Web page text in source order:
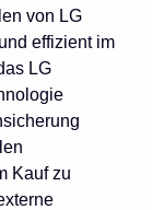
von LG
effizient im
LG
Kauf zu